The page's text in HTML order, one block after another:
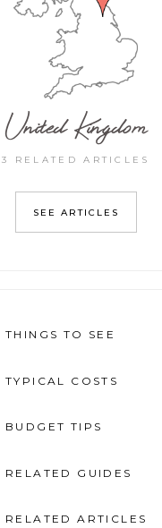
United Kingdom
3 RELATED ARTICLES
SEE ARTICLES
THINGS TO SEE
TYPICAL COSTS
BUDGET TIPS
RELATED GUIDES
RELATED ARTICLES